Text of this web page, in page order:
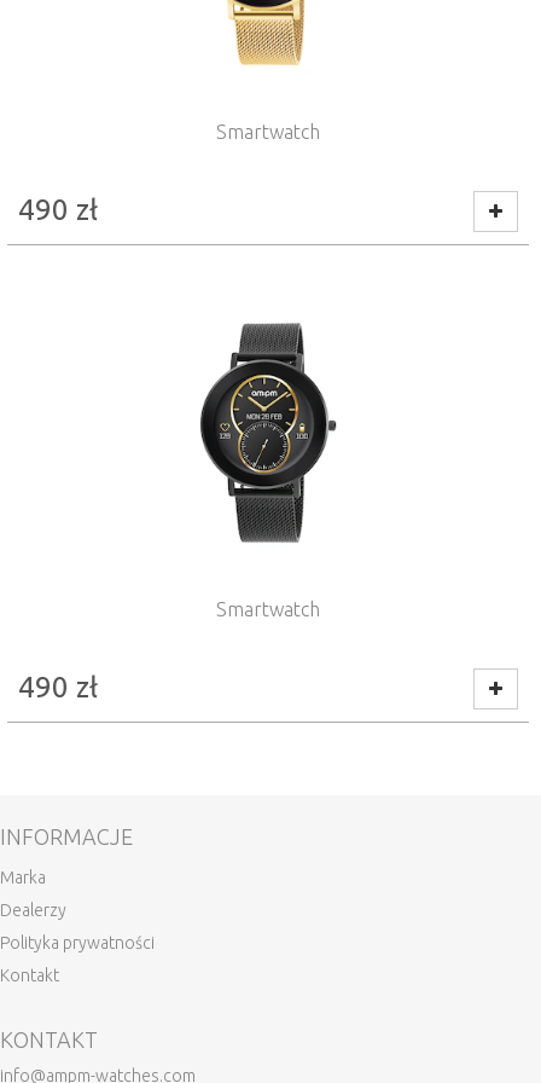
Smartwatch
490 zł
Smartwatch
490 zł
INFORMACJE
Marka
Dealerzy
Polityka prywatności
Kontakt
KONTAKT
info@ampm-watches.com